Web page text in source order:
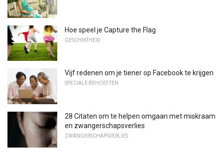
Hoe speel je Capture the Flag
GESCHIKTHEID
Vijf redenen om je tiener op Facebook te krijgen
SPECIALE BEHOEFTEN
28 Citaten om te helpen omgaan met miskraam
en zwangerschapsverlies
ZWANGERSCHAPSVERLIES